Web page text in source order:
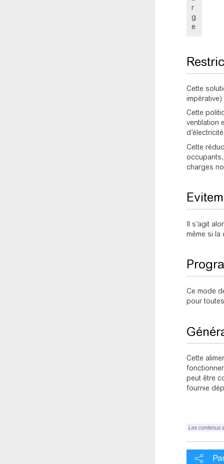
r
g
e
Cette
Cette
ventilation
Cette
charges
Il s’agit
même si la
Ce mode
pour
Cette
peut être
fournie
Les contenus